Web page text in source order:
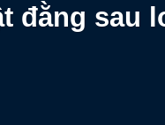
đằng sau